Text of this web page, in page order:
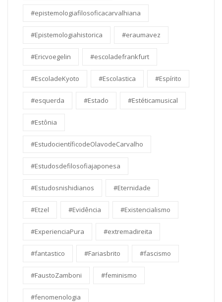
#epistemologiafilosoficacarvalhiana
#Epistemologiahistorica #eraumavez
#Ericvoegelin #escoladefrankfurt
#EscoladeKyoto #Escolastica #Espírito
#esquerda #Estado #Estéticamusical
#Estônia
#EstudocientíficodeOlavodeCarvalho
#Estudosdefilosofiajaponesa
#Estudosnishidianos #Eternidade
#Etzel #Evidência #Existencialismo
#ExperienciaPura #extremadireita
#fantastico #Fariasbrito #fascismo
#FaustoZamboni #feminismo
#fenomenologia